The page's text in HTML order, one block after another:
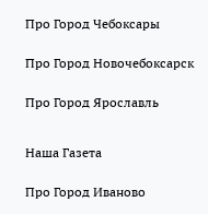
Про Город Чебоксары
Про Город Новочебоксарск
Про Город Ярославль
Наша Газета
Про Город Иваново